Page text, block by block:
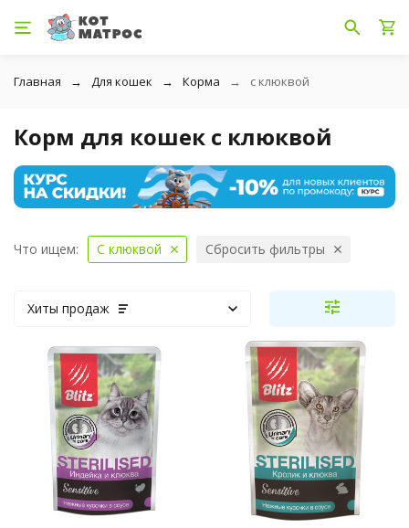
Главная Для кошек Корма с клюквой
Корм для кошек с клюквой
Что ищем: С клюквой Сбросить фильтры
Хиты продаж